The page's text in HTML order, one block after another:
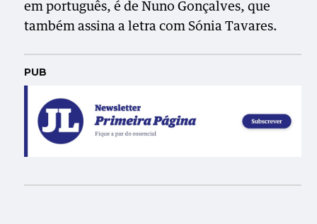
em português, é de Nuno Gonçalves, que
também assina a letra com Sónia Tavares.
PUB